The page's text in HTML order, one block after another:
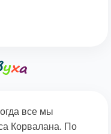
все мы
Корвалана. По